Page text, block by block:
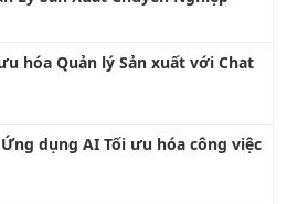
hóa Quản lý Sản xuất với Chat
dụng AI Tối ưu hóa công việc